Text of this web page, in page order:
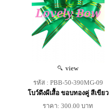
view
รหัส : PBB-50-390MG-09
โบว์ดึงผีเสื้อ ขอบทองคู่ สีเขียว
ราคา: 300.00 บาท